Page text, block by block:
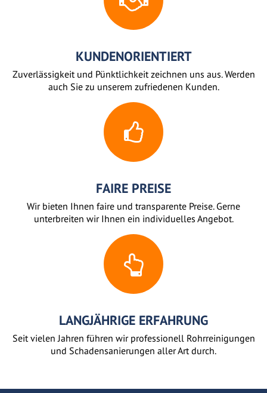
KUNDENORIENTIERT
Zuverlässigkeit und Pünktlichkeit zeichnen uns aus. Werden
auch Sie zu unserem zufriedenen Kunden.
FAIRE PREISE
Wir bieten Ihnen faire und transparente Preise. Gerne
unterbreiten wir Ihnen ein individuelles Angebot.
LANGJÄHRIGE ERFAHRUNG
Seit vielen Jahren führen wir professionell Rohrreinigungen
und Schadensanierungen aller Art durch.